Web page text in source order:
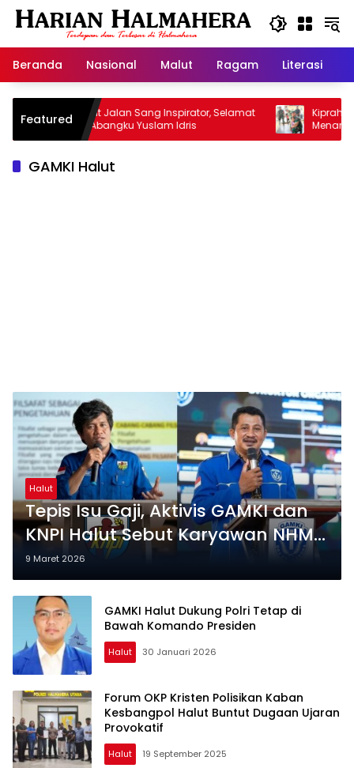
Langsung
Beranda
Nasional Malut Ragam Literasi
Featured
Selamat Jalan Sang Inspirator, Selamat
Jalan Abangku Yuslam Idris
Kiprah Korem
Menangani
GAMKI Halut
Halut
Tepis Isu Gaji, Aktivis GAMKI dan
KNPI Halut Sebut Karyawan NHM
yang Dirumahkan Masih Digaji
9 Maret 2026
GAMKI Halut Dukung Polri Tetap di
Bawah Komando Presiden
Halut 30 Januari 2026
Forum OKP Kristen Polisikan Kaban
Kesbangpol Halut Buntut Dugaan Ujaran
Provokatif
Halut 19 September 2025